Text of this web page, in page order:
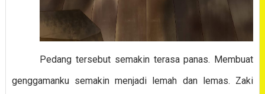
Pedang tersebut semakin terasa panas. Membuat
genggamanku semakin menjadi lemah dan lemas. Zaki